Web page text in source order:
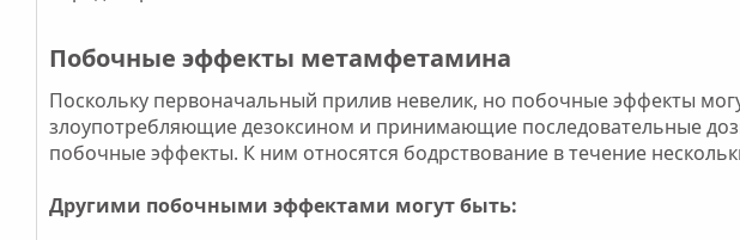
Побочные эффекты метамфетамина​
Поскольку первоначальный прилив невелик, но побочные эффекты
злоупотребляющие дезоксином и принимающие последовательные
побочные эффекты. К ним относятся бодрствование в течение
Другими побочными эффектами могут быть: